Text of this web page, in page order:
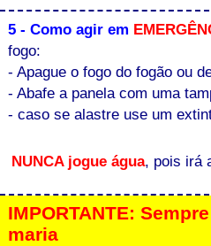
5 - Como agir em
fogo:
- Apague o fogo do fogão ou
- Abafe a panela com uma
- caso se alastre use um
NUNCA jogue água, pois irá
IMPORTANTE:
maria